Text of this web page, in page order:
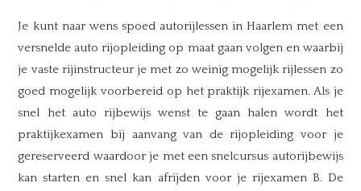
Je kunt naar wens spoed autorijlessen in Haarlem met een
versnelde auto rijopleiding op maat gaan volgen en waarbij
je vaste rijinstructeur je met zo weinig mogelijk rijlessen zo
goed mogelijk voorbereid op het praktijk rijexamen. Als je
snel het auto rijbewijs wenst te gaan halen wordt het
praktijkexamen bij aanvang van de rijopleiding voor je
gereserveerd waardoor je met een snelcursus autorijbewijs
kan starten en snel kan afrijden voor je rijexamen B. De